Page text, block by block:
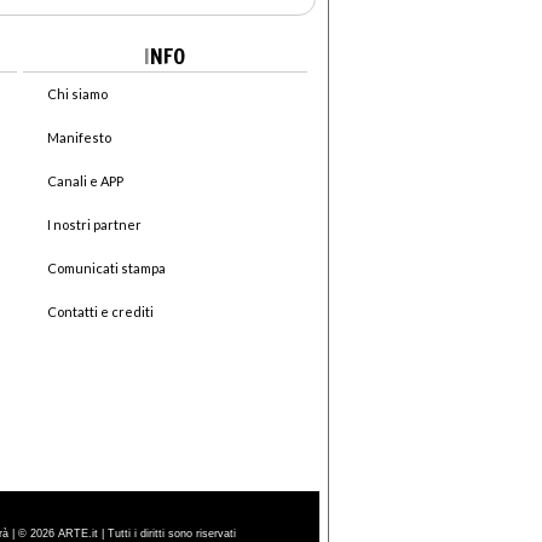
INFO
Chi siamo
Manifesto
Canali e APP
I nostri partner
Comunicati stampa
Contatti e crediti
| © 2026 ARTE.it | Tutti i diritti sono riservati